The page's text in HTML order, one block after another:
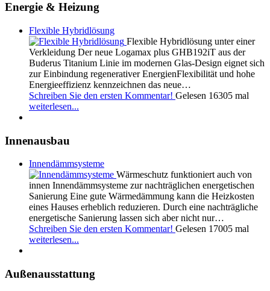
Energie & Heizung
Flexible Hybridlösung
Flexible Hybridlösung unter einer
Verkleidung Der neue Logamax plus GHB192iT aus der
Buderus Titanium Linie im modernen Glas-Design eignet sich
zur Einbindung regenerativer EnergienFlexibilität und hohe
Energieeffizienz kennzeichnen das neue…
Schreiben Sie den ersten Kommentar! Gelesen 16305 mal
weiterlesen...
Innenausbau
Innendämmsysteme
Wärmeschutz funktioniert auch von
innen Innendämmsysteme zur nachträglichen energetischen
Sanierung Eine gute Wärmedämmung kann die Heizkosten
eines Hauses erheblich reduzieren. Durch eine nachträgliche
energetische Sanierung lassen sich aber nicht nur…
Schreiben Sie den ersten Kommentar! Gelesen 17005 mal
weiterlesen...
Außenausstattung